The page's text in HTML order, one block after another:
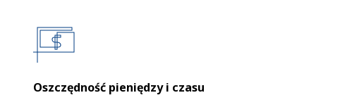
Oszczędność pieniędzy i czasu